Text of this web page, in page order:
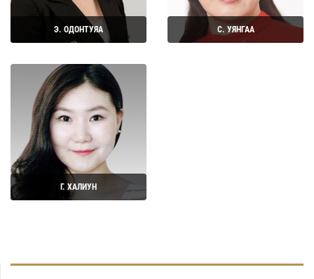
Э. ОДОНТУЯА
Дэлгэрэнгүй
С. УЯНГАА
Г. ХАЛИУН